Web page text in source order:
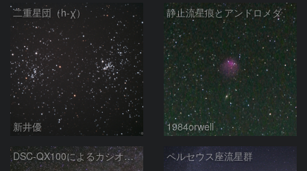
二重星団（h-χ）
新井優
静止流星痕とアンドロメダ
1984orwell
DSC-QX100によるカシオペヤ座周辺 ペルセウス座流星群